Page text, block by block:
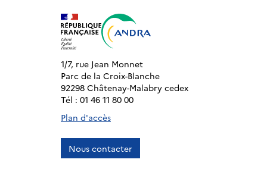
1/7, rue Jean Monnet
Parc de la Croix-Blanche
92298 Châtenay-Malabry cedex
Tél : 01 46 11 80 00
Plan d'accès
Nous contacter